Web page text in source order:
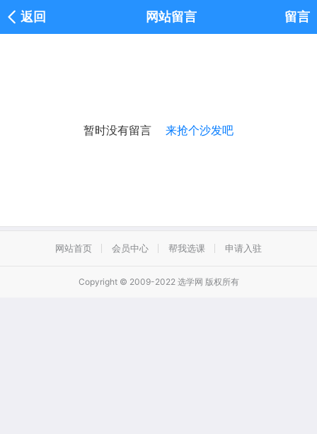
返回 网站留言 留言
暂时没有留言 来抢个沙发吧
网站首页 会员中心 帮我选课 申请入驻
Copyright © 2009-2022 选学网 版权所有